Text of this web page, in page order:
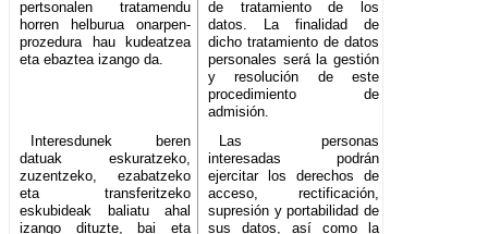
pertsonalen tratamendu
horren helburua onarpen-
prozedura hau kudeatzea
eta ebaztea izango da.
de tratamiento de los
datos. La finalidad de
dicho tratamiento de datos
personales será la gestión
y resolución de este
procedimiento de
admisión.
Interesdunek beren
datuak eskuratzeko,
zuzentzeko, ezabatzeko
eta transferitzeko
eskubideak baliatu ahal
izango dituzte, bai eta
Las personas
interesadas podrán
ejercitar los derechos de
acceso, rectificación,
supresión y portabilidad de
sus datos, así como la